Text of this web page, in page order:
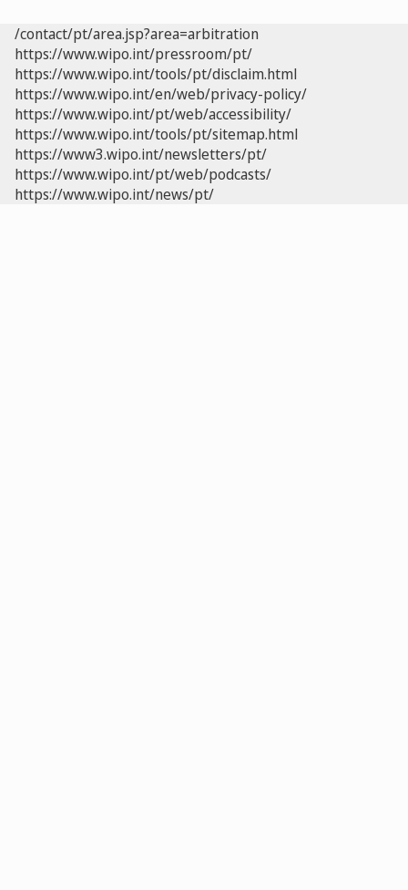
/contact/pt/area.jsp?area=arbitration
https://www.wipo.int/pressroom/pt/
https://www.wipo.int/tools/pt/disclaim.html
https://www.wipo.int/en/web/privacy-policy/
https://www.wipo.int/pt/web/accessibility/
https://www.wipo.int/tools/pt/sitemap.html
https://www3.wipo.int/newsletters/pt/
https://www.wipo.int/pt/web/podcasts/
https://www.wipo.int/news/pt/